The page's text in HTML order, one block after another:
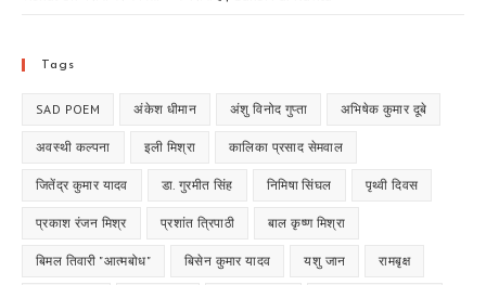
Tags
SAD POEM अंकेश धीमान अंशु विनोद गुप्ता अभिषेक कुमार दूबे
अवस्थी कल्पना इली मिश्रा कालिका प्रसाद सेमवाल
जितेंद्र कुमार यादव डा. गुरमीत सिंह निमिषा सिंघल पृथ्वी दिवस
प्रकाश रंजन मिश्र प्रशांत त्रिपाठी बाल कृष्ण मिश्रा
बिमल तिवारी "आत्मबोध" बिसेन कुमार यादव यशु जान रामबृक्ष